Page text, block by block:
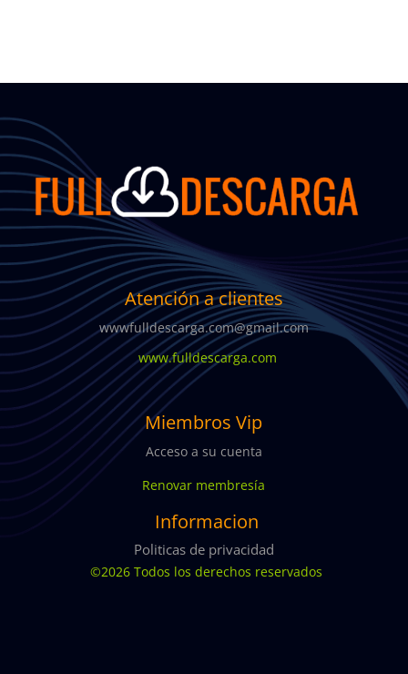
Atención a clientes
wwwfulldescarga.com@gmail.com
www.fulldescarga.com
Miembros Vip
Acceso a su cuenta
Renovar membresía
Informacion
Politicas de privacidad
©2026 Todos los derechos reservados